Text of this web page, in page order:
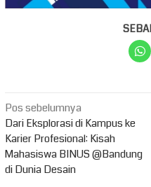
Navigasi
pos
Pos sebelumnya
Dari Eksplorasi di Kampus ke
Karier Profesional: Kisah
Mahasiswa BINUS @Bandung
di Dunia Desain